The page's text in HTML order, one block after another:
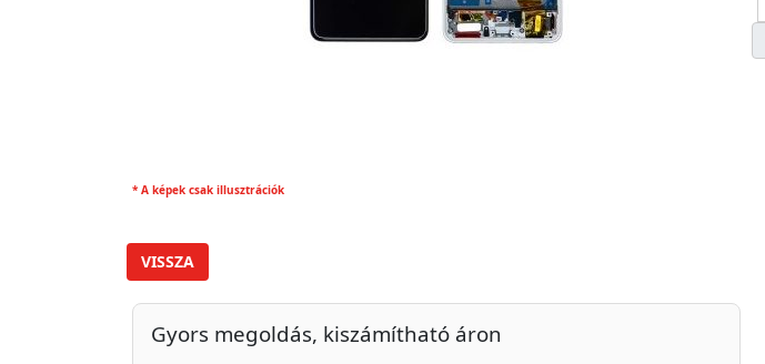
* A képek csak illusztrációk
VISSZA
Gyors megoldás, kiszámítható áron